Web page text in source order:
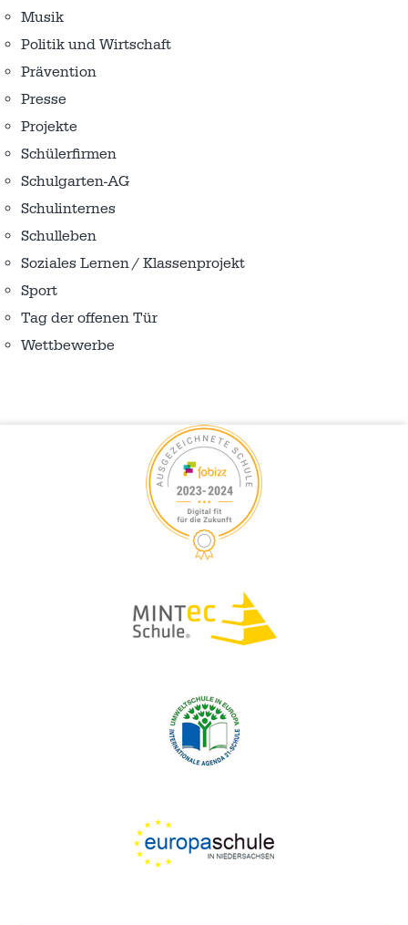
Musik
Politik und Wirtschaft
Prävention
Presse
Projekte
Schülerfirmen
Schulgarten-AG
Schulinternes
Schulleben
Soziales Lernen / Klassenprojekt
Sport
Tag der offenen Tür
Wettbewerbe